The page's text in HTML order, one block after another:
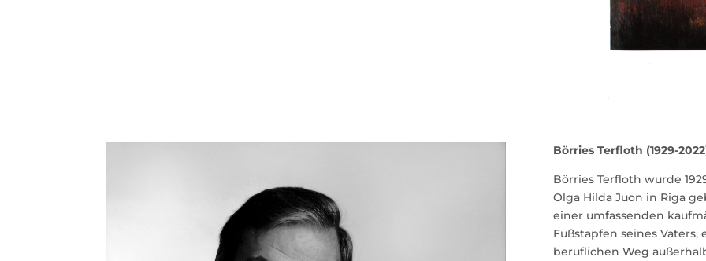
Börries Terfloth (1929-
Börries Terfloth wurde
Olga Hilda Juon in Riga
einer umfassenden
Fußstapfen seines
beruflichen Weg